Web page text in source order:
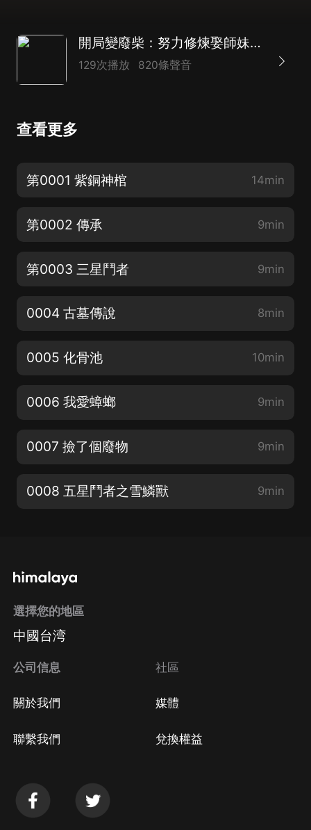
開局變廢柴：努力修煉娶師妹|穿越|多播
129次播放 820條聲音
查看更多
第0001 紫銅神棺 14min
第0002 傳承 9min
第0003 三星鬥者 9min
0004 古墓傳說 8min
0005 化骨池 10min
0006 我愛蟑螂 9min
0007 撿了個廢物 9min
0008 五星鬥者之雪鱗獸 9min
選擇您的地區
中國台湾
公司信息
關於我們
聯繫我們
社區
媒體
兌換權益